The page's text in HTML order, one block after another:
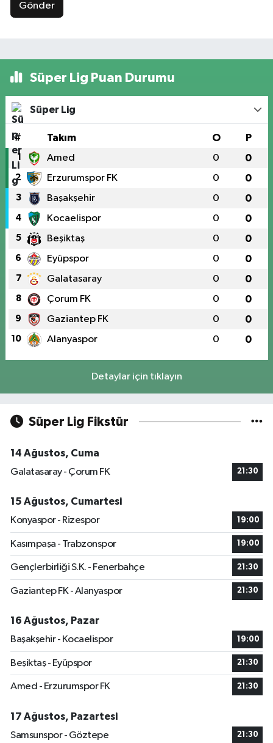
Gönder
Süper Lig Puan Durumu
Süper Lig
# Takım O P
1 Amed 0 0
2 Erzurumspor FK 0 0
3 Başakşehir 0 0
4 Kocaelispor 0 0
5 Beşiktaş 0 0
6 Eyüpspor 0 0
7 Galatasaray 0 0
8 Çorum FK 0 0
9 Gaziantep FK 0 0
10 Alanyaspor 0 0
Detaylar için tıklayın
Süper Lig Fikstür
14 Ağustos, Cuma
Galatasaray - Çorum FK
21:30
15 Ağustos, Cumartesi
Konyaspor - Rizespor
19:00
Kasımpaşa - Trabzonspor 19:00
Gençlerbirliği S.K. - Fenerbahçe 21:30
Gaziantep FK - Alanyaspor 21:30
16 Ağustos, Pazar
Başakşehir - Kocaelispor
19:00
Beşiktaş - Eyüpspor 21:30
Amed - Erzurumspor FK 21:30
17 Ağustos, Pazartesi
Samsunspor - Göztepe
21:30